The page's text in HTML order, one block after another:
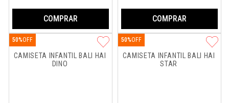
COMPRAR COMPRAR
CAMISETA INFANTIL BALI HAI
DINO
50%
CAMISETA INFANTIL BALI HAI
STAR
50%